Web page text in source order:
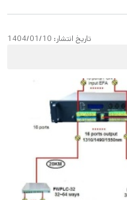
تاریخ انتشار: 1404/01/10